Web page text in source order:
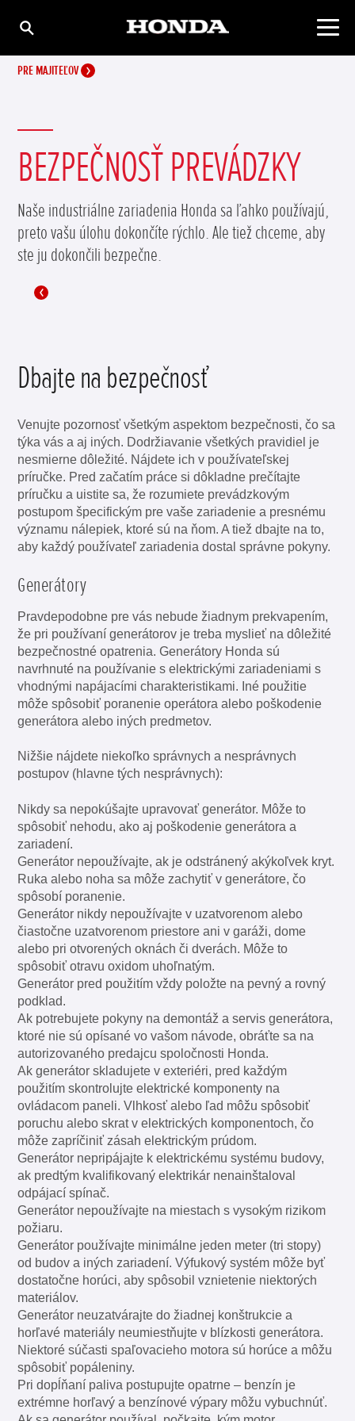
PRE MAJITEĽOV
BEZPEČNOSŤ PREVÁDZKY
Naše industriálne zariadenia Honda sa ľahko používajú,
preto vašu úlohu dokončíte rýchlo. Ale tiež chceme, aby
ste ju dokončili bezpečne.
Dbajte na bezpečnosť
Venujte pozornosť všetkým aspektom bezpečnosti, čo sa
týka vás a aj iných. Dodržiavanie všetkých pravidiel je
nesmierne dôležité. Nájdete ich v používateľskej
príručke. Pred začatím práce si dôkladne prečítajte
príručku a uistite sa, že rozumiete prevádzkovým
postupom špecifickým pre vaše zariadenie a presnému
významu nálepiek, ktoré sú na ňom. A tiež dbajte na to,
aby každý používateľ zariadenia dostal správne pokyny.
Generátory
Pravdepodobne pre vás nebude žiadnym prekvapením,
že pri používaní generátorov je treba myslieť na dôležité
bezpečnostné opatrenia. Generátory Honda sú
navrhnuté na používanie s elektrickými zariadeniami s
vhodnými napájacími charakteristikami. Iné použitie
môže spôsobiť poranenie operátora alebo poškodenie
generátora alebo iných predmetov.
Nižšie nájdete niekoľko správnych a nesprávnych
postupov (hlavne tých nesprávnych):
Nikdy sa nepokúšajte upravovať generátor. Môže to
spôsobiť nehodu, ako aj poškodenie generátora a
zariadení.
Generátor nepoužívajte, ak je odstránený akýkoľvek kryt.
Ruka alebo noha sa môže zachytiť v generátore, čo
spôsobí poranenie.
Generátor nikdy nepoužívajte v uzatvorenom alebo
čiastočne uzatvorenom priestore ani v garáži, dome
alebo pri otvorených oknách či dverách. Môže to
spôsobiť otravu oxidom uhoľnatým.
Generátor pred použitím vždy položte na pevný a rovný
podklad.
Ak potrebujete pokyny na demontáž a servis generátora,
ktoré nie sú opísané vo vašom návode, obráťte sa na
autorizovaného predajcu spoločnosti Honda.
Ak generátor skladujete v exteriéri, pred každým
použitím skontrolujte elektrické komponenty na
ovládacom paneli. Vlhkosť alebo ľad môžu spôsobiť
poruchu alebo skrat v elektrických komponentoch, čo
môže zapríčiniť zásah elektrickým prúdom.
Generátor nepripájajte k elektrickému systému budovy,
ak predtým kvalifikovaný elektrikár nenainštaloval
odpájací spínač.
Generátor nepoužívajte na miestach s vysokým rizikom
požiaru.
Generátor používajte minimálne jeden meter (tri stopy)
od budov a iných zariadení. Výfukový systém môže byť
dostatočne horúci, aby spôsobil vznietenie niektorých
materiálov.
Generátor neuzatvárajte do žiadnej konštrukcie a
horľavé materiály neumiestňujte v blízkosti generátora.
Niektoré súčasti spaľovacieho motora sú horúce a môžu
spôsobiť popáleniny.
Pri dopĺňaní paliva postupujte opatrne – benzín je
extrémne horľavý a benzínové výpary môžu vybuchnúť.